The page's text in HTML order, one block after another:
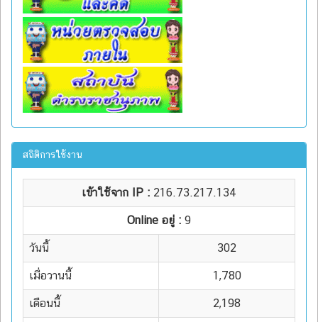
สถิติการใช้งาน
เข้าใช้จาก IP : 216.73.217.134
Online อยู่ : 9
วันนี้ 302
เมื่อวานนี้ 1,780
เดือนนี้ 2,198